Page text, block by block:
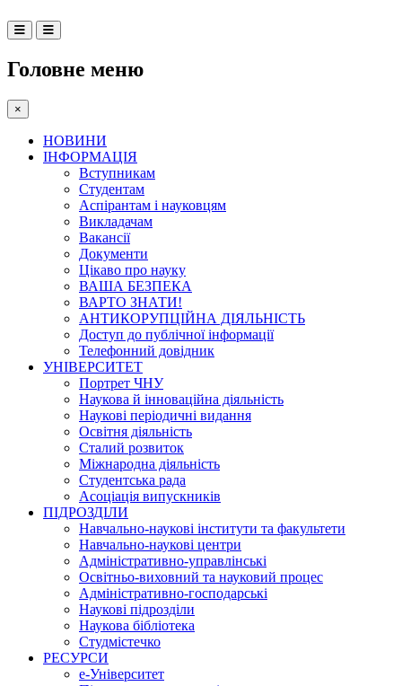
Головне меню
×
НОВИНИ
ІНФОРМАЦІЯ
Вступникам
Студентам
Аспірантам і науковцям
Викладачам
Вакансії
Документи
Цікаво про науку
ВАША БЕЗПЕКА
ВАРТО ЗНАТИ!
АНТИКОРУПЦІЙНА ДІЯЛЬНІСТЬ
Доступ до публічної інформації
Телефонний довідник
УНІВЕРСИТЕТ
Портрет ЧНУ
Наукова й інноваційна діяльність
Наукові періодичні видання
Освітня діяльність
Сталий розвиток
Міжнародна діяльність
Студентська рада
Асоціація випускників
ПІДРОЗДІЛИ
Навчально-наукові інститути та факультети
Навчально-наукові центри
Адміністративно-управлінські
Освітньо-виховний та науковий процес
Адміністративно-господарські
Наукові підрозділи
Наукова бібліотека
Студмістечко
РЕСУРСИ
е-Університет